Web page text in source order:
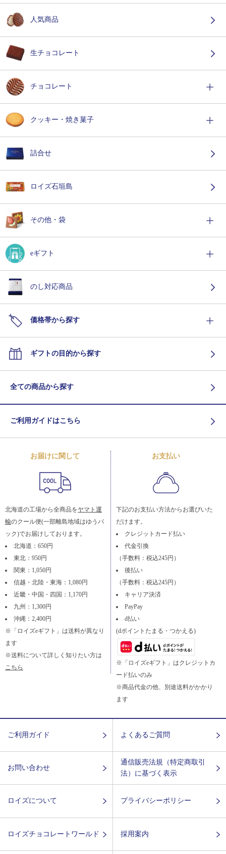
人気商品
生チョコレート
チョコレート
クッキー・焼き菓子
詰合せ
ロイズ石垣島
その他・袋
eギフト
のし対応商品
価格帯から探す
ギフトの目的から探す
全ての商品から探す
ご利用ガイドはこちら
お届けに関して
北海道の工場から全商品をヤマト運
輸のクール便(一部離島地域はゆうパ
ック)でお届けしております。
北海道：650円
東北：950円
関東：1,050円
信越・北陸・東海：1,080円
近畿・中国・四国：1,170円
九州：1,300円
沖縄：2,400円
※「ロイズeギフト」は送料が異なり
ます
※送料について詳しく知りたい方は
こちら
お支払い
下記のお支払い方法からお選びいた
だけます。
クレジットカード払い
代金引換
（手数料：税込245円）
後払い
（手数料：税込245円）
キャリア決済
PayPay
d払い
(dポイントたまる・つかえる)
※「ロイズeギフト」はクレジットカ
ード払いのみ
※商品代金の他、別途送料がかかり
ます
ご利用ガイド よくあるご質問
お問い合わせ
通信販売法規（特定商取引
法）に基づく表示
ロイズについて プライバシーポリシー
ロイズチョコレートワールド 採用案内